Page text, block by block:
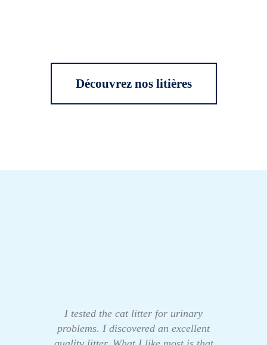
Découvrez nos litières
I tested the cat litter for urinary
problems. I discovered an excellent